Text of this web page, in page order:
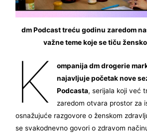
dm Podcast treću godinu zaredom
važne teme koje se tiču
K
ompanija dm drogerie
najavljuje početak nove
Podcasta, serijala koji već
zaredom otvara prostor za
osnažujuće razgovore o ženskom
se svakodnevno govori o zdravom